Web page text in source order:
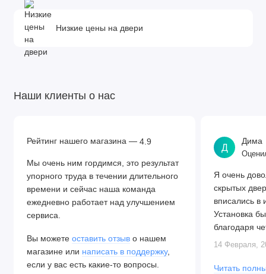
Низкие цены на двери
Наши клиенты о нас
Рейтинг нашего магазина — 4.9
Мы очень ним гордимся, это результат
упорного труда в течении длительного
времени и сейчас наша команда
ежедневно работает над улучшением
сервиса.
Вы можете оставить отзыв о нашем
магазине или написать в поддержку,
если у вас есть какие-то вопросы.
Д
Дима
Я очень
скрытых
вписались в
Установка
благодаря
Алексея.
14 Февраля,
Читать